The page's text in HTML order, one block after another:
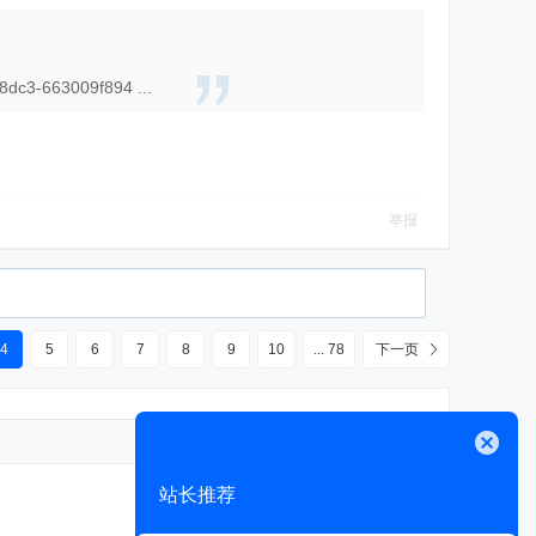
663009f894 ...
举报
4 5 6 7 8 9 10 ... 78 下一页
站长推荐